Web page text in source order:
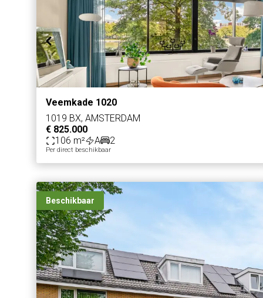
Veemkade 1020
1019 BX, AMSTERDAM
€ 825.000
106 m²
A 2
Per direct beschikbaar
Beschikbaar